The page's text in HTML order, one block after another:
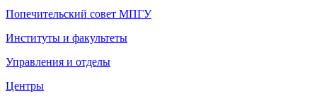
Попечительский совет МПГУ
Институты и факультеты
Управления и отделы
Центры